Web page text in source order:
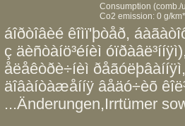
Consumption (comb./
Co2 emission: 0 g/km*
áîðòîâèé êîìï'þòåð,
ç äèñòàíö³éíèì
åëåêòðè÷íèì
äîâàíòàæåííÿ âåäó÷èõ
...Änderungen,Irrtümer